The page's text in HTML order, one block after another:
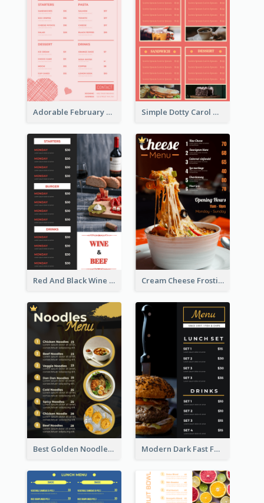
Adorable February Seasonal Menu Design Ideas Simple Dotty Carol New Year Menu Design Idea
Red And Black Wine Restaurant Menu Cream Cheese Frosting Modern Menu Design
Best Golden Noodles Restaurant Menu Design Modern Dark Fast Food Menu Design